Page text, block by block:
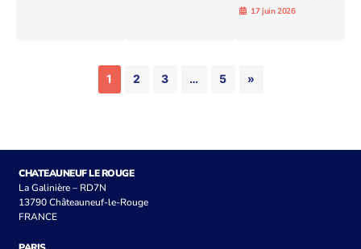
17 juin 2026
1 2 3 … 5 »
CHATEAUNEUF LE ROUGE
La Galinière – RD7N
13790 Châteauneuf-le-Rouge
FRANCE